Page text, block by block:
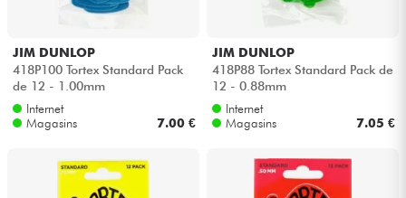
JIM DUNLOP
418P100 Tortex Standard Pack
de 12 - 1.00mm
Internet
Magasins
7.00 €
JIM DUNLOP
418P88 Tortex Standard Pack de
12 - 0.88mm
Internet
Magasins
7.05 €